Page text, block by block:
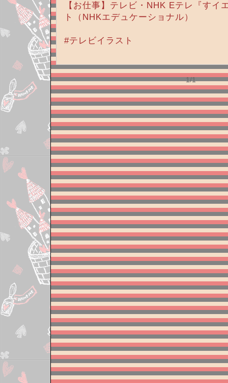
【お仕事】テレビ・NHK Eテレ『すイ
ト（NHKエデュケーショナル）
#テレビイラスト
1/1